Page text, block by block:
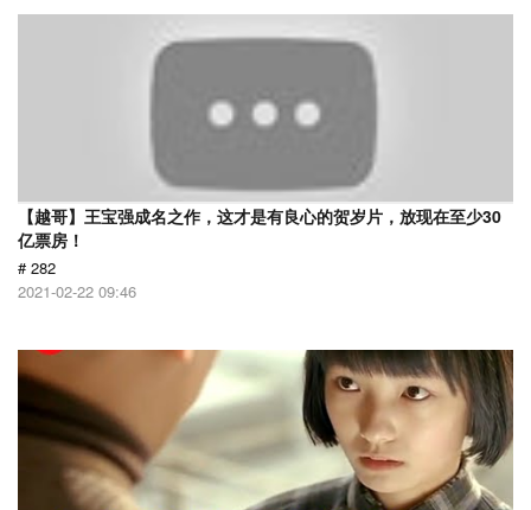
【越哥】王宝强成名之作，这才是有良心的贺岁片，放现在至少30
亿票房！
# 282
2021-02-22 09:46